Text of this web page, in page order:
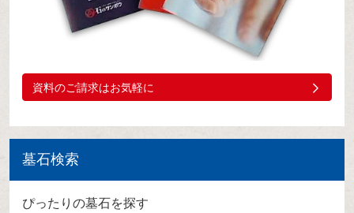
資料のご請求はお気軽に
墓石検索
ぴったりの墓石を探す